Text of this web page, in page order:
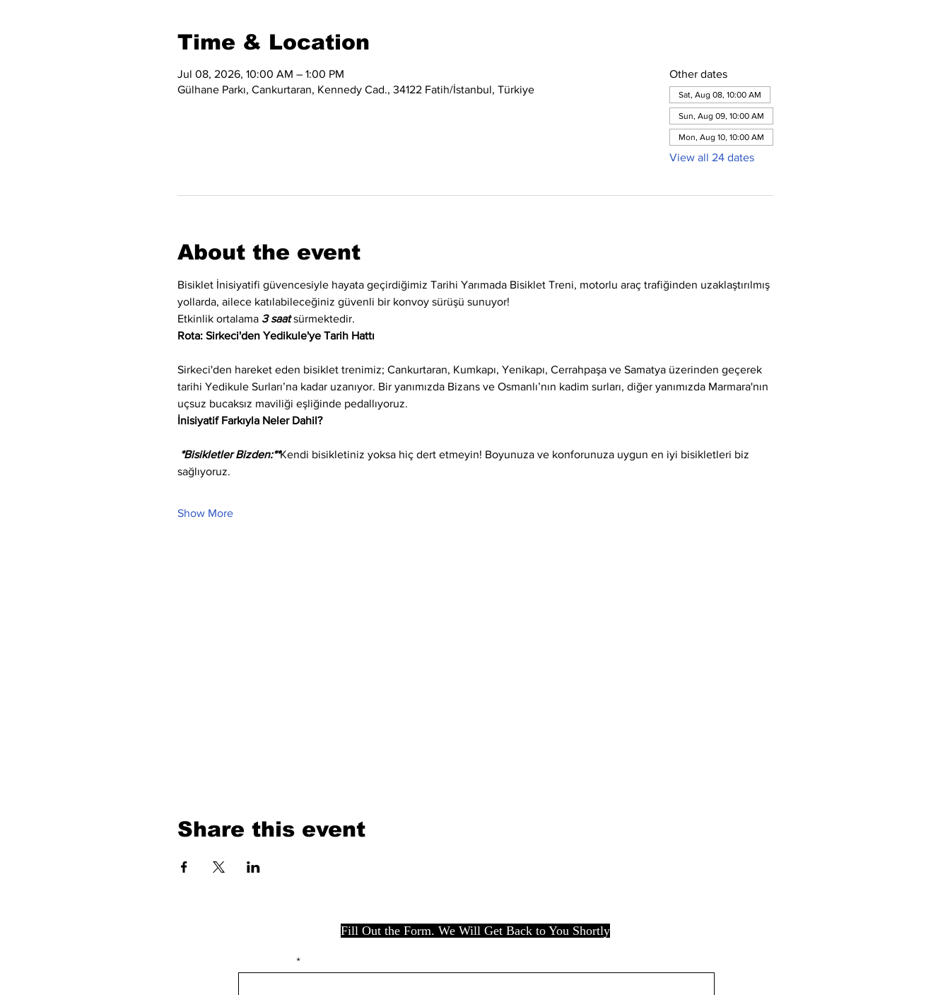
Time & Location
Jul 08, 2026, 10:00 AM – 1:00 PM
Gülhane Parkı, Cankurtaran, Kennedy Cad., 34122 Fatih/İstanbul, Türkiye
Other dates
Sat, Aug 08, 10:00 AM
Sun, Aug 09, 10:00 AM
Mon, Aug 10, 10:00 AM
View all 24 dates
About the event
Bisiklet İnisiyatifi güvencesiyle hayata geçirdiğimiz Tarihi Yarımada Bisiklet Treni, motorlu araç trafiğinden uzaklaştırılmış
yollarda, ailece katılabileceğiniz güvenli bir konvoy sürüşü sunuyor!
Etkinlik ortalama 3 saat sürmektedir.
Rota: Sirkeci'den Yedikule'ye Tarih Hattı
Sirkeci'den hareket eden bisiklet trenimiz; Cankurtaran, Kumkapı, Yenikapı, Cerrahpaşa ve Samatya üzerinden geçerek
tarihi Yedikule Surları’na kadar uzanıyor. Bir yanımızda Bizans ve Osmanlı’nın kadim surları, diğer yanımızda Marmara'nın
uçsuz bucaksız maviliği eşliğinde pedallıyoruz.
İnisiyatif Farkıyla Neler Dahil?
*Bisikletler Bizden:**Kendi bisikletiniz yoksa hiç dert etmeyin! Boyunuza ve konforunuza uygun en iyi bisikletleri biz
sağlıyoruz.
Show More
Share this event
Fill Out the Form. We Will Get Back to You Shortly